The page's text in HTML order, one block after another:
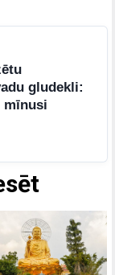
gludekli:
mīnusi